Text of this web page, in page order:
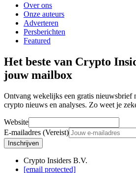
Over ons
Onze auteurs
Adverteren
Persberichten
Featured
Het beste van Crypto
jouw mailbox
Ontvang wekelijks een gratis nieuwsbrief
crypto nieuws en analyses. Zo weet je
Website
E-mailadres (Vereist)
Inschrijven
Crypto Insiders B.V.
[email protected]